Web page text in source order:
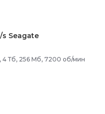
s Seagate
4 Тб, 256 Мб, 7200 об/мин